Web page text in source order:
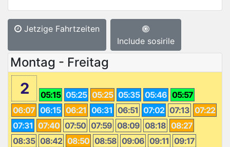
Jetzige Fahrtzeiten
Include sosirile
Montag - Freitag
2 05:15 05:25 05:25 05:35 05:46 05:57
06:07 06:15 06:21 06:31 06:51 07:02 07:13 07:22
07:31 07:40 07:50 07:59 08:09 08:18 08:27
08:35 08:42 08:50 08:58 09:06 09:11 09:17